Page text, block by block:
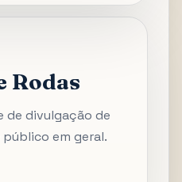
Rodas
de divulgação de
público em geral.